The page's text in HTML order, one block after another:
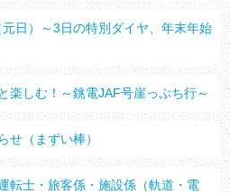
日）～3日の特別ダイヤ、年末年始
楽しむ！～銚電JAF号崖っぷち行～
せ（まずい棒）
転士・旅客係・施設係（軌道・電